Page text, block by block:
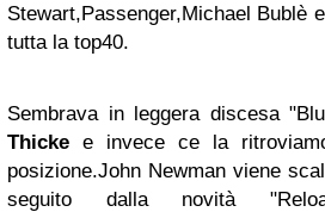
Stewart,Passenger,Michael Bublè
tutta la top40.
Sembrava in leggera discesa
Thicke e invece ce la
posizione.John Newman viene
seguito dalla novità